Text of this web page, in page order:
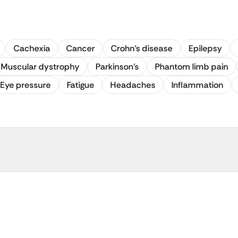
Cachexia Cancer Crohn's disease Epilepsy
Muscular dystrophy Parkinson's Phantom limb pain
Eye pressure Fatigue Headaches Inflammation